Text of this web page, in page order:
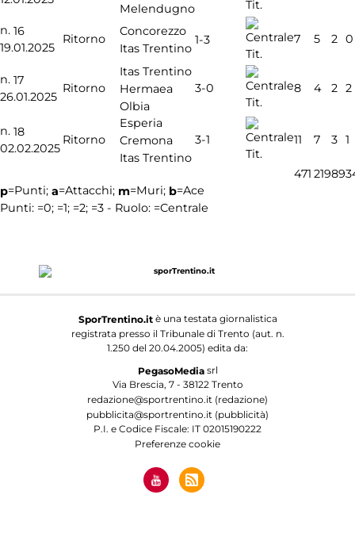
Melendugno
Tit.
n. 16
19.01.2025
Ritorno
Concorezzo
Itas Trentino
1-3
Tit.
7 5 2 0
n. 17
26.01.2025
Ritorno
Itas Trentino
Hermaea
Olbia
3-0
Tit.
8 4 2 2
n. 18
02.02.2025
Ritorno
Esperia
Cremona
Itas Trentino
3-1
Tit.
11 7 3 1
471 21989
p=Punti; a=Attacchi; m=Muri; b=Ace
Punti: =0; =1; =2; =3 - Ruolo: =Centrale
SporTrentino.itè una testata giornalistica
registrata presso il Tribunale di Trento (aut. n.
1.250 del 20.04.2005) edita da:
PegasoMediasrl
Via Brescia, 7 - 38122 Trento
redazione@sportrentino.it (redazione)
pubblicita@sportrentino.it (pubblicità)
P.I. e Codice Fiscale: IT 02015190222
Preferenze cookie